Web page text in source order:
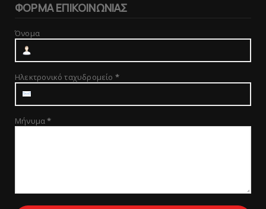
ΦΟΡΜΑ ΕΠΙΚΟΙΝΩΝΙΑΣ
Όνομα
Ηλεκτρονικό ταχυδρομείο *
Μήνυμα*